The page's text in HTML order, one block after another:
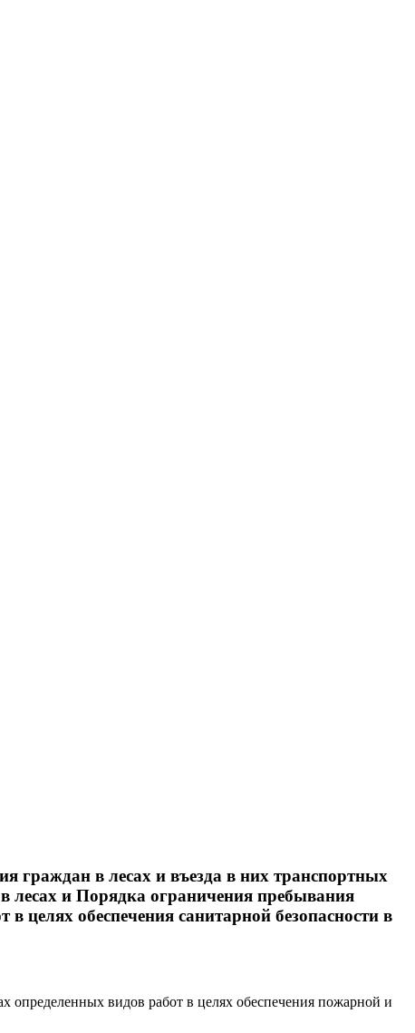
в лесах и въезда в них транспортных
в лесах и Порядка ограничения пребывания
целях обеспечения санитарной безопасности в
определенных видов работ в целях обеспечения пожарной и